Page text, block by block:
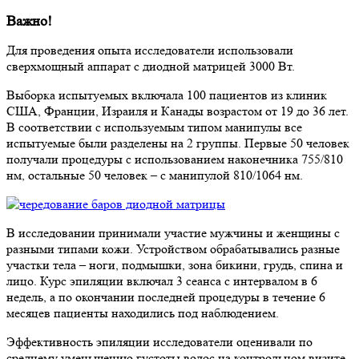
Важно!
Для проведения опыта исследователи использовали
сверхмощный аппарат с диодной матрицей 3000 Вт.
Выборка испытуемых включала 100 пациентов из клиник
США, Франции, Израиля и Канады возрастом от 19 до 36 лет.
В соответствии с используемым типом манипулы все
испытуемые были разделены на 2 группы. Первые 50 человек
получали процедуры с использованием наконечника 755/810
нм, остальные 50 человек – с манипулой 810/1064 нм.
В исследовании принимали участие мужчины и женщины с
разными типами кожи. Устройством обрабатывались разные
участки тела – ноги, подмышки, зона бикини, грудь, спина и
лицо. Курс эпиляции включал 3 сеанса с интервалом в 6
недель, а по окончании последней процедуры в течение 6
месяцев пациенты находились под наблюдением.
Эффективность эпиляции исследователи оценивали по